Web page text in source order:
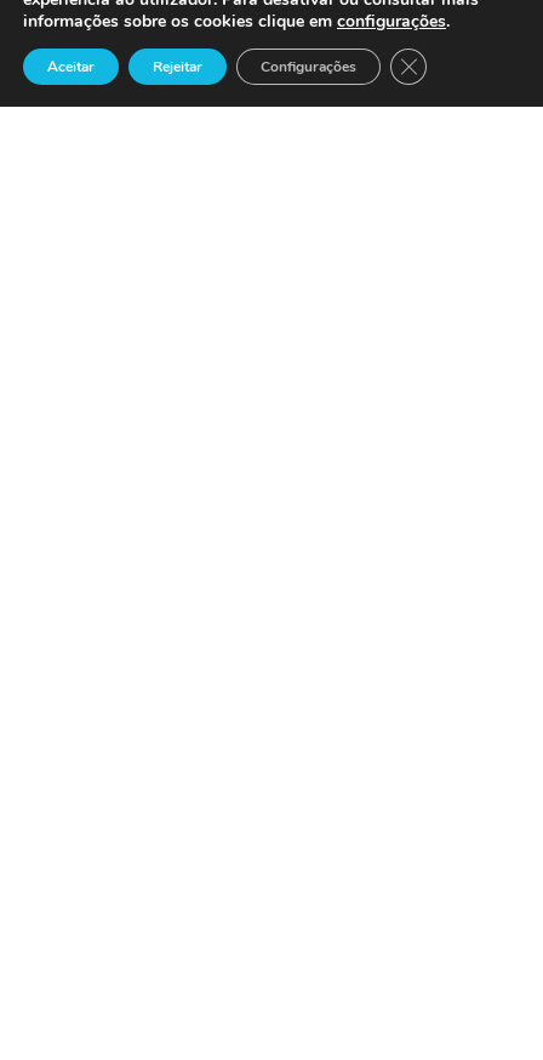
Notícias
informações sobre os cookies clique em configurações.
Aceitar Rejeitar Configurações Close GDPR